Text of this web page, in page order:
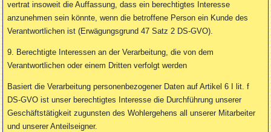
vertrat insoweit die Auffassung, dass ein berechtigtes Interesse
anzunehmen sein könnte, wenn die betroffene Person ein Kunde des
Verantwortlichen ist (Erwägungsgrund 47 Satz 2 DS-GVO).
9. Berechtigte Interessen an der Verarbeitung, die von dem
Verantwortlichen oder einem Dritten verfolgt werden
Basiert die Verarbeitung personenbezogener Daten auf Artikel 6 I lit. f
DS-GVO ist unser berechtigtes Interesse die Durchführung unserer
Geschäftstätigkeit zugunsten des Wohlergehens all unserer Mitarbeiter
und unserer Anteilseigner.